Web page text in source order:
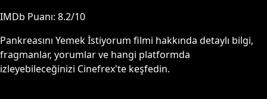
IMDb Puanı: 8.2/10
Pankreasını Yemek İstiyorum filmi hakkında detaylı bilgi,
fragmanlar, yorumlar ve hangi platformda
izleyebileceğinizi Cinefrex'te keşfedin.